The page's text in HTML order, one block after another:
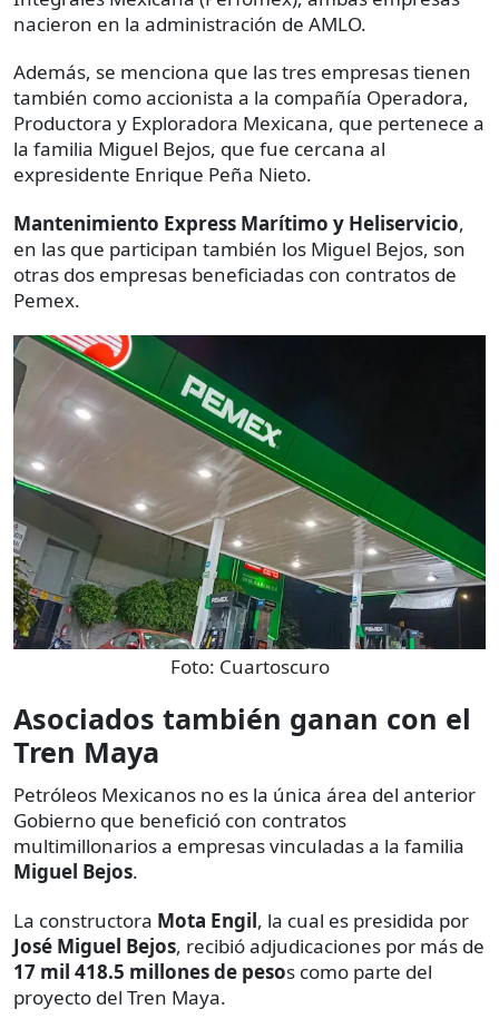
nacieron en la administración de AMLO.
Además, se menciona que las tres empresas tienen
también como accionista a la compañía Operadora,
Productora y Exploradora Mexicana, que pertenece a
la familia Miguel Bejos, que fue cercana al
expresidente Enrique Peña Nieto.
Mantenimiento Express Marítimo y Heliservicio,
en las que participan también los Miguel Bejos, son
otras dos empresas beneficiadas con contratos de
Pemex.
Foto: Cuartoscuro
Asociados también ganan con el
Tren Maya
Petróleos Mexicanos no es la única área del anterior
Gobierno que benefició con contratos
multimillonarios a empresas vinculadas a la familia
Miguel Bejos.
La constructora Mota Engil, la cual es presidida por
José Miguel Bejos, recibió adjudicaciones por más de
17 mil 418.5 millones de pesos como parte del
proyecto del Tren Maya.